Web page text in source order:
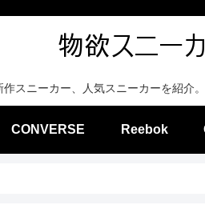
スニーカー、人気スニーカーを紹介
CONVERSE Reebok